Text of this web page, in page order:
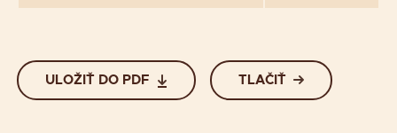
ULOŽIŤ DO PDF TLAČIŤ